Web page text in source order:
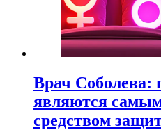
Врач Соболева:
являются
средством